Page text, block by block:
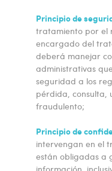
Principio de
tratamiento por el
encargado del
deberá manejar
administrativas
seguridad a los
pérdida, consulta,
fraudulento;
Principio de
intervengan en el
están obligadas a